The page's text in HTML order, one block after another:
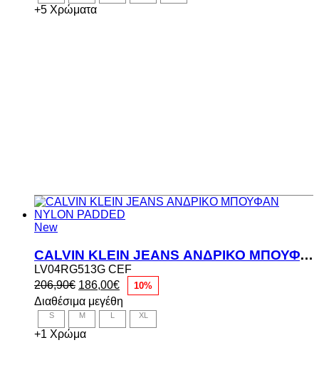
+5 Χρώματα
New
CALVIN KLEIN JEANS ΑΝΔΡΙΚΟ ΜΠΟΥΦΑΝ NYLON PADDED
LV04RG513G CEF
206,90€ Original
price
was:
206,90€.
186,00€Η
τρέχουσα
τιμή
είναι:
10%
Διαθέσιμα μεγέθη
S M L XL
+1 Χρώμα